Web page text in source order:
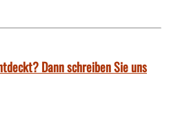
Dann schreiben Sie uns